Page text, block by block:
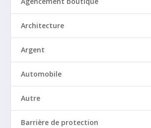
Architecture
Argent
Automobile
Autre
Barrière de protection